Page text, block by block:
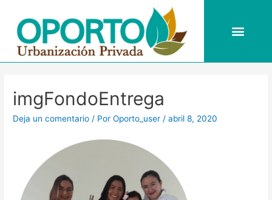
contenido
imgFondoEntrega
Deja un comentario / PorOporto_user /abril 8, 2020
entradas